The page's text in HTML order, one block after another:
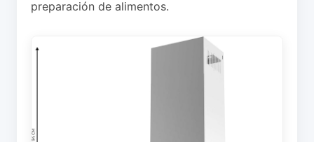
preparación de alimentos.